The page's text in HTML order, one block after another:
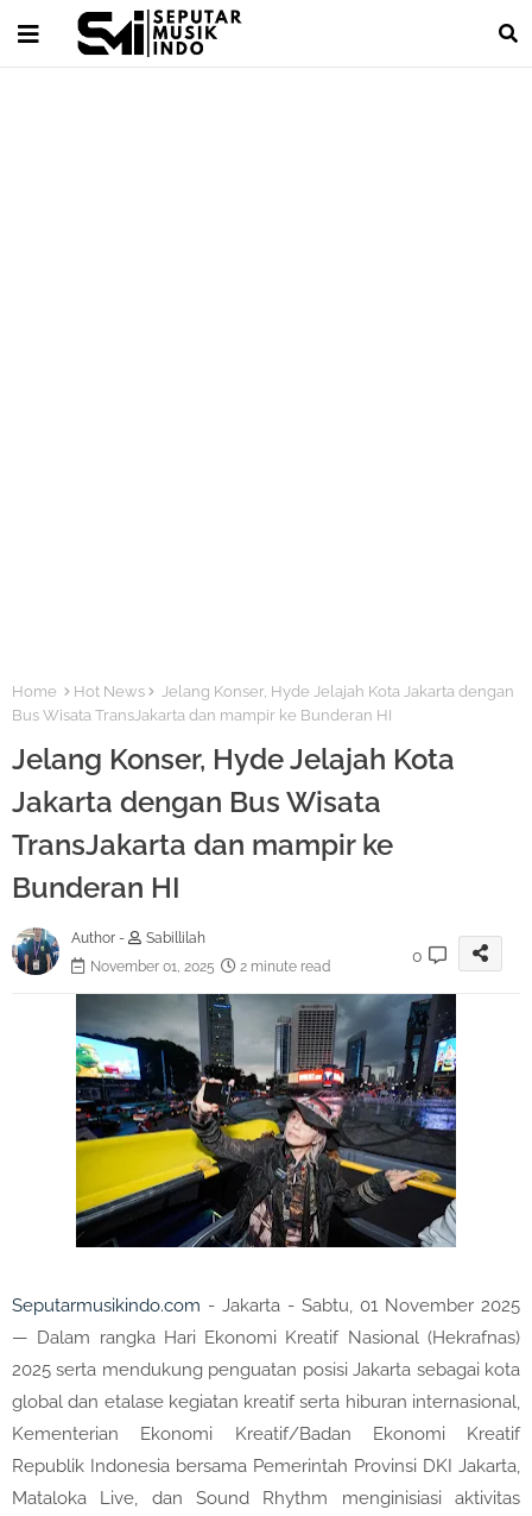
Home Hot News
Jelang Konser, Hyde Jelajah Kota Jakarta dengan
Bus Wisata TransJakarta dan mampir ke Bunderan HI
Jelang Konser, Hyde Jelajah Kota
Jakarta dengan Bus Wisata
TransJakarta dan mampir ke
Bunderan HI
Author -
Sabillilah
November 01, 2025
2 minute read
0
Seputarmusikindo.com - Jakarta - Sabtu, 01 November 2025
— Dalam rangka Hari Ekonomi Kreatif Nasional (Hekrafnas)
2025 serta mendukung penguatan posisi Jakarta sebagai kota
global dan etalase kegiatan kreatif serta hiburan internasional,
Kementerian Ekonomi Kreatif/Badan Ekonomi Kreatif
Republik Indonesia bersama Pemerintah Provinsi DKI Jakarta,
Mataloka Live, dan Sound Rhythm menginisiasi aktivitas